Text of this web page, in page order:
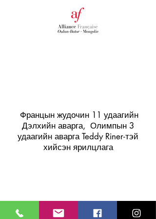
Францын жудочин 11 удаагийн
Дэлхийн аварга, Олимпын 3
удаагийн аварга Teddy Riner-тэй
хийсэн ярилцлага